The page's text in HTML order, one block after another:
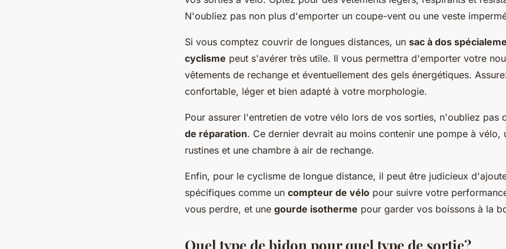
N'oubliez pas non plus d'emporter un coupe-vent ou une veste
Si vous comptez couvrir de longues distances, un sac à dos
cyclisme peut s'avérer très utile. Il vous permettra d'emporter votre
vêtements de rechange et éventuellement des gels énergétiques.
confortable, léger et bien adapté à votre morphologie.
Pour assurer l'entretien de votre vélo lors de vos sorties, n'oubliez pas
de réparation. Ce dernier devrait au moins contenir une pompe à vélo,
rustines et une chambre à air de rechange.
Enfin, pour le cyclisme de longue distance, il peut être judicieux
spécifiques comme un compteur de vélo pour suivre votre
vous perdre, et une gourde isotherme pour garder vos boissons à la
Quel type de bidon pour quel type de sortie?